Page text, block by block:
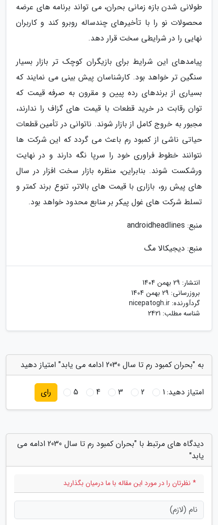
طولانی شدن بازه زمانی بحران، می تواند برنامه های عرضه
محصولات نو را با تأخیرهای چندساله روبرو کند و کاربران
نهایی را در شرایطی سخت قرار دهد.
پیامدهای این شرایط برای بازیگران کوچک تر بازار بسیار
سنگین تر خواهد بود. کارشناسان پیش بینی می نمایند که
بسیاری از برندهای رده پیین و مقرون به صرفه قیمت که
توان رقابت در خرید قطعات با قیمت های گزاف را ندارند،
مجبور به خروج کامل از بازار شوند. ناتوانی در تأمین قطعات
حیاتی ناشی از کمبود رم باعث می گردد که این شرکت ها
نتوانند خطوط فراوری خود را سرپا نگه دارند و در نهایت
ورشکست شوند. بنابراین، منظره بازار سخت افزار در سال
های پیش رو، بازاری با قیمت های بالاتر، تنوع برند کمتر و
تسلط شرکت های غول پیکر بر منابع محدود خواهد بود.
منبع: androidheadlines
منبع: دیجیکالا مگ
انتشار: 29 بهمن 1404
بروزرسانی: 29 بهمن 1404
گردآورنده: nicepatogh.ir
شناسه مطلب: 2421
به "بحران کمبود رم تا سال 2030 ادامه می یابد" امتیاز دهید
امتیاز دهید:1
2
3
4
5 رای
دیدگاه های مرتبط با "بحران کمبود رم تا سال 2030 ادامه می
یابد"
* نظرتان را در مورد این مقاله با ما درمیان بگذارید